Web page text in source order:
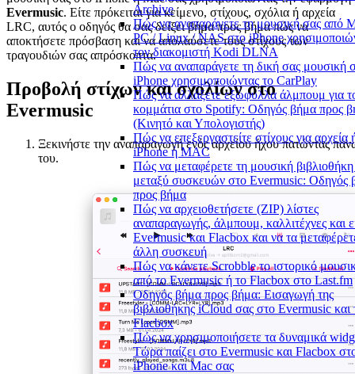
Archive
Πώς να αναπαράγετε τη μουσική σας από
PC / Linux / NAS στο iPhone
τον διακομιστή Kodi DLNA
Πώς να αναπαράγετε τη δική σας μουσική
iPhone χρησιμοποιώντας το CarPlay
Πώς να αλλάξετε εξώφυλλα άλμπουμ για
κομμάτια στο Spotify: Οδηγός βήμα προς
(Κινητό και Υπολογιστής)
Πώς να επεξεργαστείτε στίχους για αρχεία
iPhone ή MAC
Πώς να μεταφέρετε τη μουσική
μεταξύ συσκευών στο Evermusic: Οδηγός
προς βήμα
Πώς να αρχειοθετήσετε (ZIP) λίστες
αναπαραγωγής, άλμπουμ, καλλιτέχνες και
Evermusic και Flacbox και να τα
άλλη συσκευή
Πώς να κάνετε Scrobble το ιστορικό
από το Evermusic ή το Flacbox στο Last.fm
Οδηγός βήμα προς βήμα: Εισαγωγή της
βιβλιοθήκης iCloud σας στο Evermusic και
Flacbox
Πώς να χρησιμοποιήσετε τα δυναμικά
Τώρα παίζει στο Evermusic και Flacbox
iPhone και Mac σας
Evermusic. Είτε πρόκειται για κείμενο, στίχους, σχόλια ή αρχεία
LRC, αυτός ο οδηγός θα σας δείξει βήμα προς βήμα πώς να
αποκτήσετε πρόσβαση και να απολαύσετε τους στίχους των
τραγουδιών σας απρόσκοπτα.
Προβολή στίχων και σχολίων στο
Evermusic
Ξεκινήστε την αναπαραγωγή ενός αρχείου ήχου πατώντας
του.